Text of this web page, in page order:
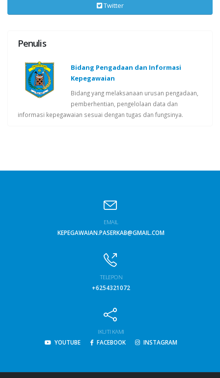
Twitter
Penulis
Bidang Pengadaan dan Informasi
Kepegawaian
Bidang yang melaksanaan urusan pengadaan,
pemberhentian, pengelolaan data dan
informasi kepegawaian sesuai dengan tugas dan fungsinya.
EMAIL
KEPEGAWAIAN.PASERKAB@GMAIL.COM
TELEPON
+6254321072
IKUTI KAMI
YOUTUBE
FACEBOOK INSTAGRAM